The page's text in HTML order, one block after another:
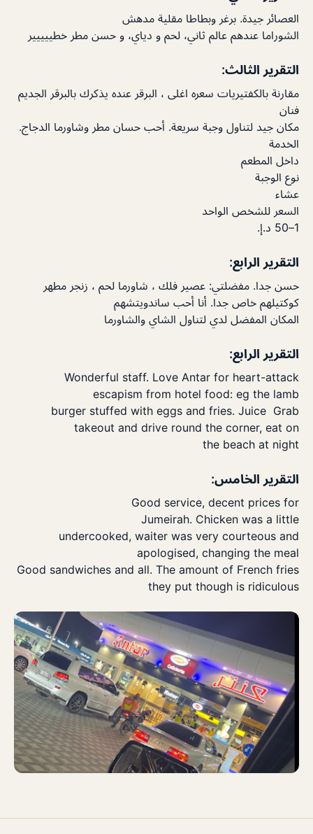
العصائر جيدة. برغر وبطاطا مقلية مدهش
الشوراما عندهم عالم ثاني، لحم و دياي، و حسن مطر خطييييير
التقرير الثالث:
مقارنة بالكفتيريات سعره اغلى ، البرقر عنده يذكرك بالبرقر الجديم
فنان
مكان جيد لتناول وجبة سريعة. أحب حسان مطر وشاورما الدجاج.
الخدمة
داخل المطعم
نوع الوجبة
عشاء
السعر للشخص الواحد
التقرير الرابع:
حسن جدا. مفضلتي: عصير فلك ، شاورما لحم ، زنجر مطهر
كوكتيلهم خاص جدا. أنا أحب ساندويتشهم
المكان المفضل لدي لتناول الشاي والشاورما
التقرير الرابع:
Wonderful staff. Love Antar for heart-attack
escapism from hotel food: eg the lamb
burger stuffed with eggs and fries. Juice Grab
takeout and drive round the corner, eat on
the beach at night
التقرير الخامس:
Good service, decent prices for
Jumeirah. Chicken was a little
undercooked, waiter was very courteous and
apologised, changing the meal
Good sandwiches and all. The amount of French fries
they put though is ridiculous